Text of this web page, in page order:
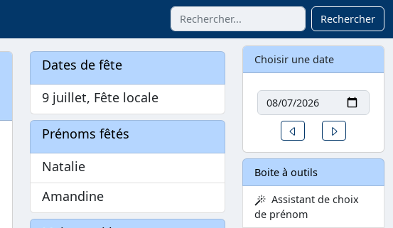
Rechercher
Dates de fête
9 juillet, Fête locale
Prénoms fêtés
Natalie
Amandine
Choisir une date
Date
Un jour avant
Boite à outils
Assistant de choix
de prénom